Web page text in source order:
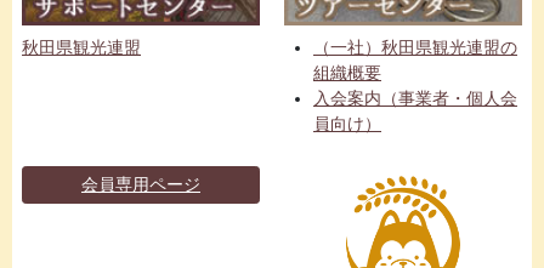
秋田県観光連盟
（一社）秋田県観光連盟の
組織概要
入会案内（事業者・個人会
員向け）
会員専用ページ